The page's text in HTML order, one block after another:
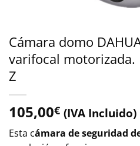
Cámara domo
varifocal motorizada.
Z
105,00€ (IVA Incluido)
Esta cámara de seguridad